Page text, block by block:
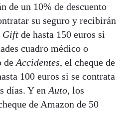
de un 10% de descuento
su seguro y recibirán
Gift de hasta 150 euros si
cuadro médico o
de Accidentes, el cheque de
100 euros si se contrata
días. Y en Auto, los
de Amazon de 50